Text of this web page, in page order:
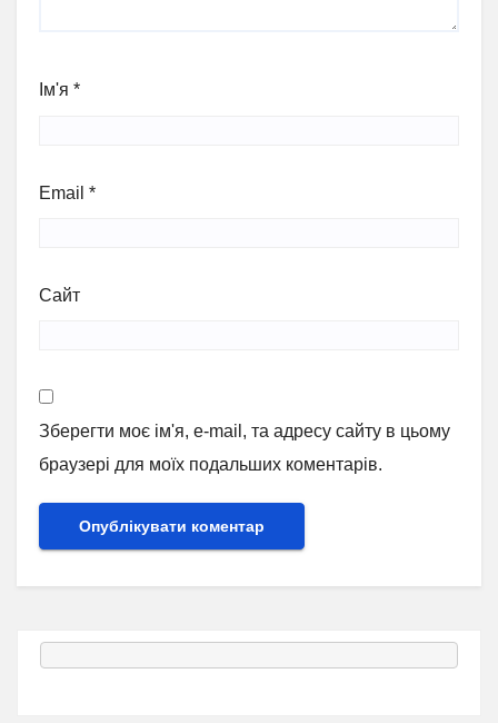
Ім'я *
Email *
Сайт
Зберегти моє ім'я, e-mail, та адресу сайту в цьому
браузері для моїх подальших коментарів.